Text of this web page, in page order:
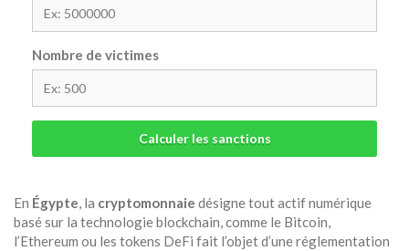
Nombre de victimes
Calculer les sanctions
En Égypte, la cryptomonnaie désigne tout actif numérique
basé sur la technologie blockchain, comme le Bitcoin,
l’Ethereum ou les tokens DeFi fait l’objet d’une réglementation